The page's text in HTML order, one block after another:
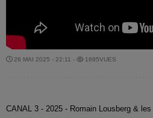
26 MAI 2025 - 22:11 - 1695VUES
CANAL 3 - 2025 - Romain Lousberg &